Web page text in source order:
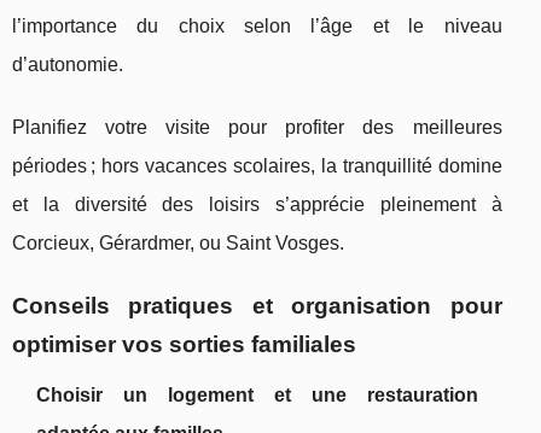
l’importance du choix selon l’âge et le niveau
d’autonomie.
Planifiez votre visite pour profiter des meilleures
périodes ; hors vacances scolaires, la tranquillité domine
et la diversité des loisirs s’apprécie pleinement à
Corcieux, Gérardmer, ou Saint Vosges.
Conseils pratiques et organisation pour
optimiser vos sorties familiales
Choisir un logement et une restauration